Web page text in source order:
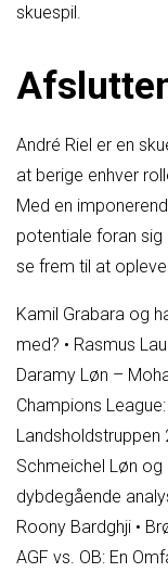
skuespil.
André Riel er en
at berige enhver
Med en
potentiale foran sig
se frem til at
Kamil Grabara og
med? • Rasmus
Daramy Løn –
Champions
Landsholdstruppen
Schmeichel Løn og
dybdegående
Roony Bardghji •
AGF vs. OB: En